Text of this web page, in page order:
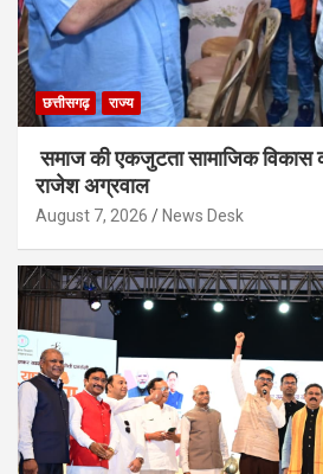
छत्तीसगढ़ राज्य
समाज की एकजुटता सामाजिक विकास
राजेश अग्रवाल
August 7, 2026 News Desk